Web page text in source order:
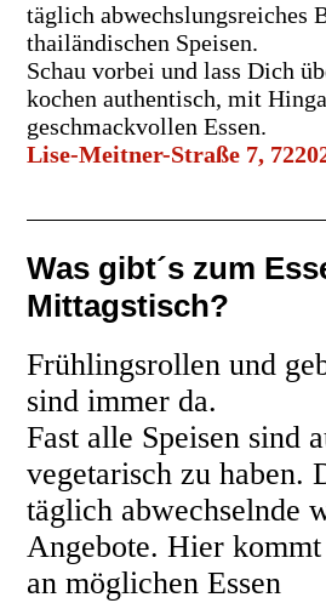
täglich abwechslungsreiches
thailändischen Speisen.
Schau vorbei und lass Dich
kochen authentisch, mit
geschmackvollen
Lise-Meitner-Straße 7,
Was gibt´s zum
Mittagstisch?
Frühlingsrollen und
sind immer da.
Fast alle Speisen sind
vegetarisch zu haben.
täglich abwechselnde
Angebote. Hier
an möglichen Essen